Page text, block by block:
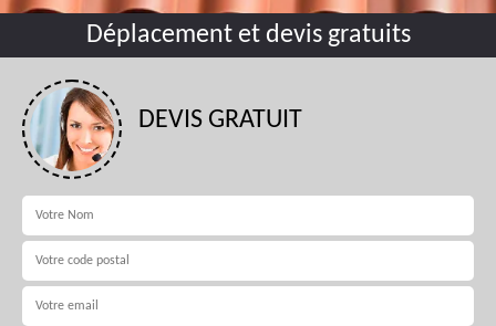
Déplacement et devis gratuits
DEVIS GRATUIT